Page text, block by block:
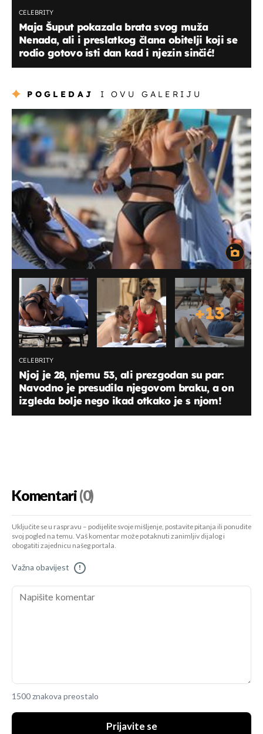
CELEBRITY
Maja Šuput pokazala brata svog muža
Nenada, ali i preslatkog člana obitelji koji se
rodio gotovo isti dan kad i njezin sinčić!
POGLEDAJ I OVU GALERIJU
+13
CELEBRITY
Njoj je 28, njemu 53, ali prezgodan su par:
Navodno je presudila njegovom braku, a on
izgleda bolje nego ikad otkako je s njom!
Komentari(0)
Uključite se u raspravu – podijelite svoje mišljenje, postavite pitanja ili ponudite
svoj pogled na temu. Vaš komentar može potaknuti zanimljiv dijalog i
obogatiti zajednicu našeg portala.
Važna obavijest !
1500 znakova preostalo
Prijavite se